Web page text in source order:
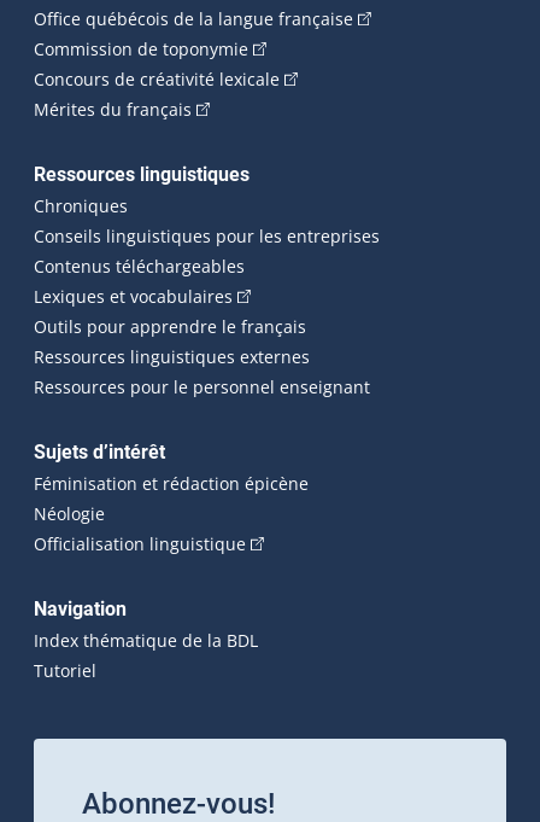
Office québécois de la langue française(Cet hyperlien
Commission de toponymie(Cet hyperlien externe s'ouvrira
Concours de créativité lexicale(Cet hyperlien externe
Mérites du français (Cet hyperlien externe s'ouvrira dans une
Ressources linguistiques
Chroniques
Conseils linguistiques pour les entreprises
Contenus téléchargeables
Lexiques et vocabulaires (Cet hyperlien externe s'ouvrira
Outils pour apprendre le français
Ressources linguistiques externes
Ressources pour le personnel enseignant
Sujets d’intérêt
Féminisation et rédaction épicène
Néologie
Officialisation linguistique(Cet hyperlien externe s'ouvrira
Navigation
Index thématique de la BDL
Tutoriel
Abonnez-vous!